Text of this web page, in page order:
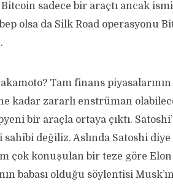
sadece bir araçtı ancak
olsa da Silk Road operasyonu
Tam finans piyasalarının
kadar zararlı enstrüman
bir araçla ortaya çıktı.
değiliz. Aslında Satoshi
çok konuşulan bir teze göre Elon
babası olduğu söylentisi